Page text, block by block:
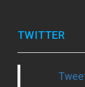
TWITTER